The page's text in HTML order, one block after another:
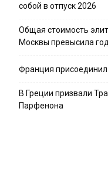
собой в отпуск 2026
Общая стоимость
Москвы превысила
Франция
В Греции призвали
Парфенона